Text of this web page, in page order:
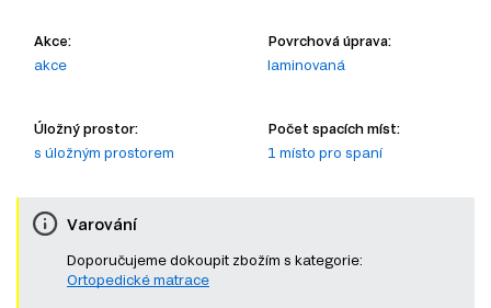
Akce:
akce
Povrchová úprava:
laminovaná
Úložný prostor:
s úložným prostorem
Počet spacích míst:
1 místo pro spaní
Varování
Doporučujeme dokoupit zbožím s kategorie:
Ortopedické matrace